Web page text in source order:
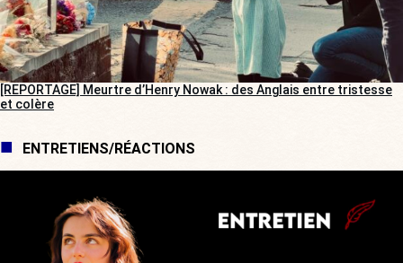
[REPORTAGE] Meurtre d’Henry Nowak : des Anglais entre tristesse
et colère
ENTRETIENS/RÉACTIONS